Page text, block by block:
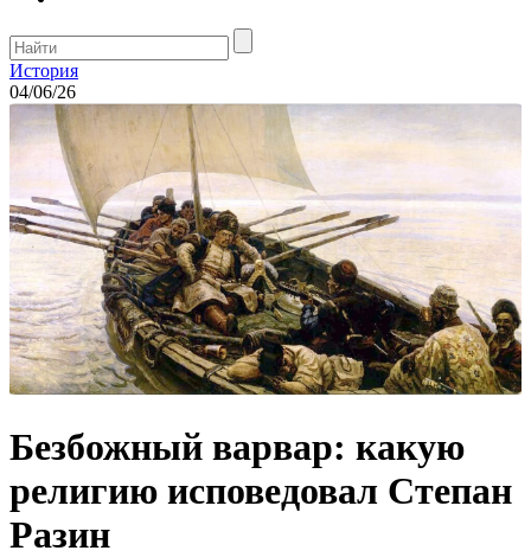
История
04/06/26
Безбожный варвар: какую
религию исповедовал Степан
Разин